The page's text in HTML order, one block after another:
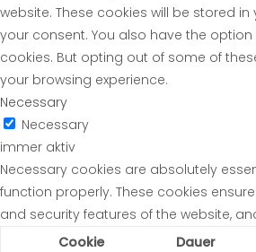
website. These cookies will be stored
your consent. You also have the
cookies. But opting out of some of
your browsing experience.
Necessary
Necessary
immer aktiv
Necessary cookies are absolutely
function properly. These cookies
and security features of the website,
Cookie
Dauer